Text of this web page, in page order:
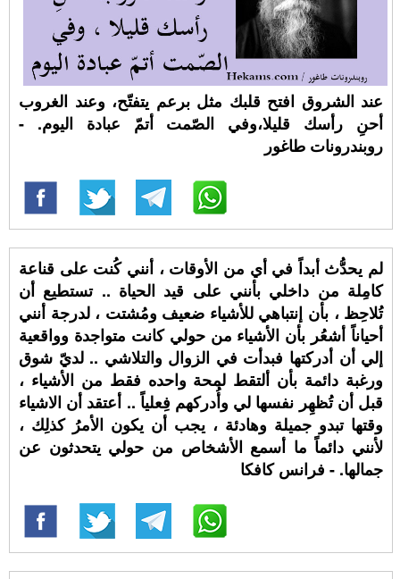
عند الشروق افتح قلبك مثل برعم يتفتّح، وعند الغروب
أحنِ رأسك قليلا،وفي الصّمت أتمّ عبادة اليوم. -
روبندرونات طاغور
لم يحدُّث أبداً في أي من الأوقات ، أنني كُنت على قناعة
كامِلة من داخلي بأنني على قيد الحياة .. تستطيع أن
تُلاحِظ ، بأن إنتباهي للأشياء ضعيف ومُشتت ، لدرجة أنني
أحياناً أشعُر بأن الأشياء من حولي كانت متواجدة وواقعية
إلي أن أدركتها فبدأت في الزوال والتلاشي .. لديّ شوق
ورغبة دائمة بأن ألتقط لمحة واحده فقط من الأشياء ،
قبل أن تُظهِر نفسها لي وأُدركهم فِعلياً .. أعتقد أن الاشياء
وقتها تبدو جميلة وهادئة ، يجب أن يكون الأمرُ كذلِك ،
لأنني دائماً ما أسمع الأشخاص من حولي يتحدثون عن
جمالها. - فرانس كافكا